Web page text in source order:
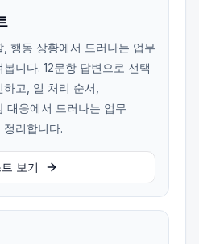
행동 상황에서 드러나는 업무
니다. 12문항 답변으로 선택
고, 일 처리 순서,
대응에서 드러나는 업무
정리합니다.
보기